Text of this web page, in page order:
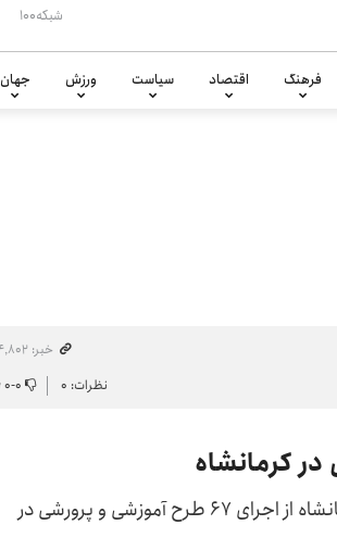
شبکه۱۰۰
فرهنگ اقتصاد سیاست ورزش جهان
خبر: ۱۵۴٬۸۰۲
نظرات: ۰ ۰-۰
مدیر کل نوسازی، توسعه و تجهیز مدارس کرمانشاه از اجرای ۶۷ طرح آموزشی و پرورشی در